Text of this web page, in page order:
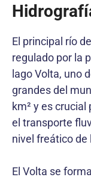
El principal río
regulado por la
lago Volta, uno
grandes del
km² y es
el transporte
nivel freático de
El Volta se